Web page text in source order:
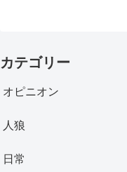
カテゴリー
オピニオン
人狼
日常